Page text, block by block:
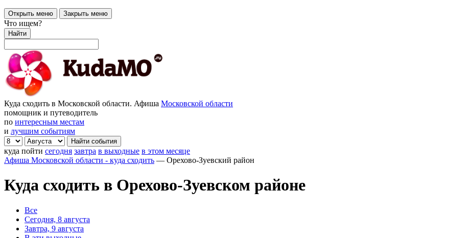
Открыть меню Закрыть меню
Что ищем?
Найти
Куда сходить в Московской области. Афиша Московской области
помощник и путеводитель
по интересным местам
и лучшим событиям
куда пойти сегодня завтра в выходные в этом месяце
Афиша Московской области - куда сходить — Орехово-Зуевский район
Куда сходить в Орехово-Зуевском районе
Все
Сегодня, 8 августа
Завтра, 9 августа